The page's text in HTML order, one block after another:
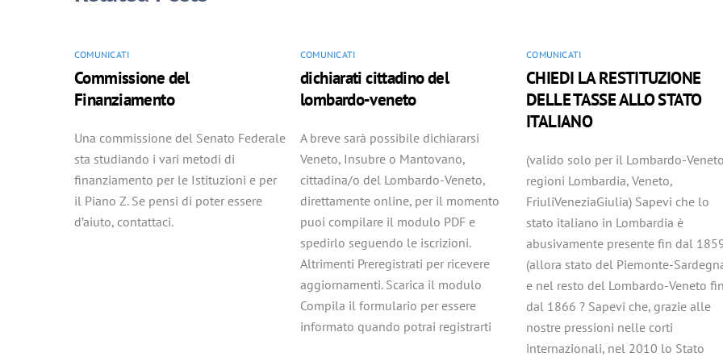
COMUNICATI
Commissione del
Finanziamento
Una commissione del Senato Federale
sta studiando i vari metodi di
finanziamento per le Istituzioni e per
il Piano Z. Se pensi di poter essere
d’aiuto, contattaci.
COMUNICATI
dichiarati cittadino del
lombardo-veneto
A breve sarà possibile dichiararsi
Veneto, Insubre o Mantovano,
cittadina/o del Lombardo-Veneto,
direttamente online, per il momento
puoi compilare il modulo PDF e
spedirlo seguendo le iscrizioni.
Altrimenti Preregistrati per ricevere
aggiornamenti. Scarica il modulo
Compila il formulario per essere
informato quando potrai registrarti
COMUNICATI
CHIEDI LA RESTITUZIONE
DELLE TASSE ALLO STATO
ITALIANO
(valido solo per il Lombardo-
regioni Lombardia, Veneto,
FriuliVeneziaGiulia) Sapevi che lo
stato italiano in Lombardia è
abusivamente presente fin dal
(allora stato del Piemonte-
e nel resto del Lombardo-Veneto fin
dal 1866 ? Sapevi che, grazie alle
nostre pressioni nelle corti
internazionali, nel 2010 lo Stato